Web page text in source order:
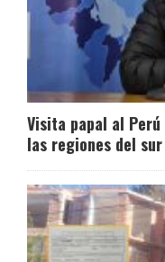
Visita papal al
las regiones del